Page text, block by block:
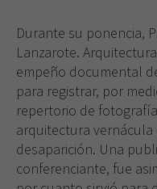
Durante su ponencia,
Lanzarote.
empeño documental
para registrar, por
repertorio de
arquitectura
desaparición. Una
conferenciante, fue